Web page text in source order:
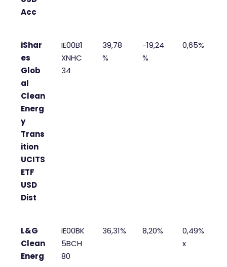
Acc
iShar
es
Glob
al
Clean
Energ
y
Trans
ition
UCITS
ETF
USD
Dist
IE00B1
XNHC
34
39,78
%
-19,24
%
0,65%
L&G
Clean
Energ
IE00BK
5BCH
80
36,31% 8,20%
0,49%
x